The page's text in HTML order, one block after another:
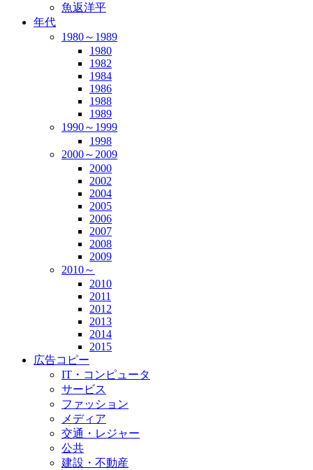
魚返洋平
年代
1980～1989
1980
1982
1984
1986
1988
1989
1990～1999
1998
2000～2009
2000
2002
2004
2005
2006
2007
2008
2009
2010～
2010
2011
2012
2013
2014
2015
広告コピー
IT・コンピュータ
サービス
ファッション
メディア
交通・レジャー
公共
建設・不動産